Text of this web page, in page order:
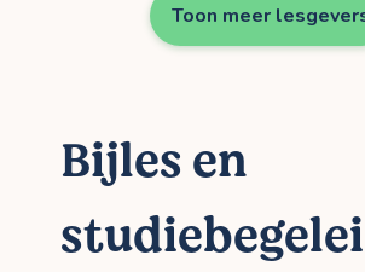
Toon meer
Bijles en